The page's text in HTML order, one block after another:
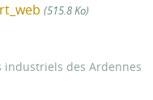
(515.8 Ko)
industriels des Ardennes